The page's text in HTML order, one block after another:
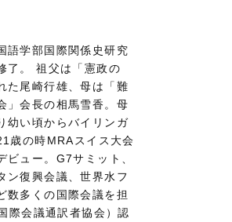
語学部国際関係史研究
了。 祖父は「憲政の
た尾崎行雄、母は「難
」会長の相馬雪香。母
幼い頃からバイリンガ
歳の時MRAスイス大会
ビュー。G7サミット、
ン復興会議、世界水フ
数多くの国際会議を担
際会議通訳者協会）認